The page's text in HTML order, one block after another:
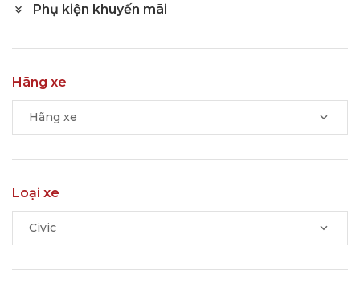
Phụ kiện khuyến mãi
Hãng xe
Hãng xe
Loại xe
Civic